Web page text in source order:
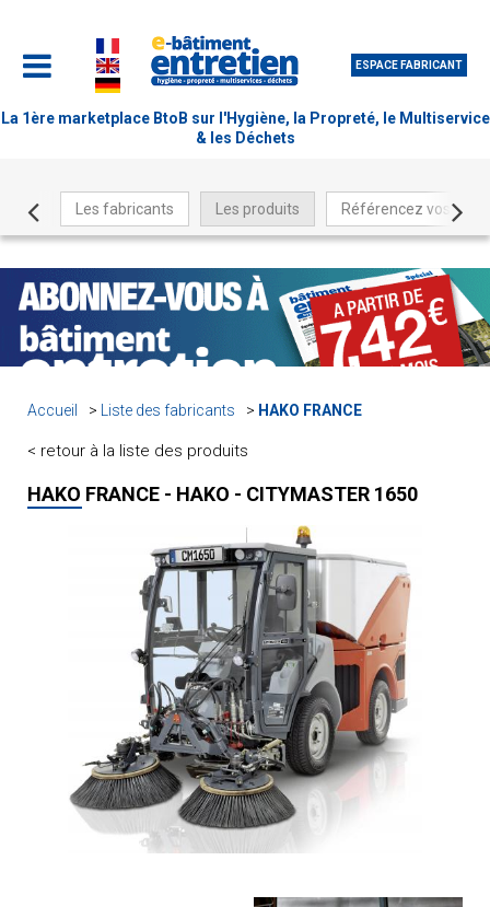
ESPACE FABRICANT
La 1ère marketplace BtoB sur l'Hygiène, la Propreté, le Multiservice
& les Déchets
Les fabricants Les produits Référencez vos
Accueil Liste des fabricants HAKO FRANCE
< retour à la liste des produits
HAKO FRANCE - HAKO - CITYMASTER 1650